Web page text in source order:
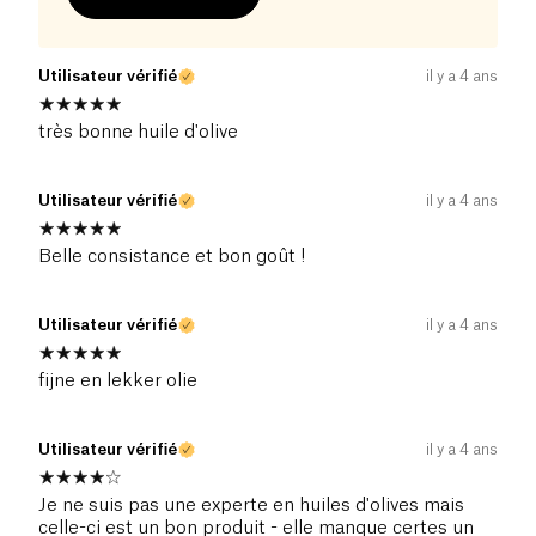
Utilisateur vérifié il y a 4 ans
très bonne huile d'olive
Utilisateur vérifié il y a 4 ans
Belle consistance et bon goût !
Utilisateur vérifié il y a 4 ans
fijne en lekker olie
Utilisateur vérifié il y a 4 ans
Je ne suis pas une experte en huiles d'olives mais
celle-ci est un bon produit - elle manque certes un